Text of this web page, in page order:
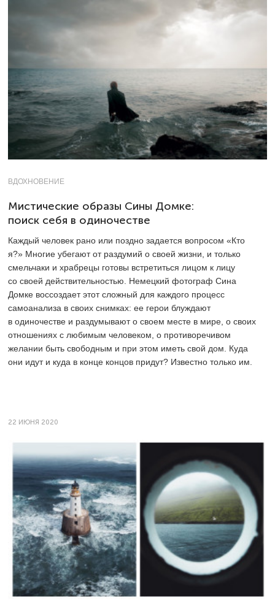
ВДОХНОВЕНИЕ
Мистические образы Сины Домке:
поиск себя в одиночестве
Каждый человек рано или поздно задается вопросом «Кто
я?» Многие убегают от раздумий о своей жизни, и только
смельчаки и храбрецы готовы встретиться лицом к лицу
со своей действительностью. Немецкий фотограф Сина
Домке воссоздает этот сложный для каждого процесс
самоанализа в своих снимках: ее герои блуждают
в одиночестве и раздумывают о своем месте в мире, о своих
отношениях с любимым человеком, о противоречивом
желании быть свободным и при этом иметь свой дом. Куда
они идут и куда в конце концов придут? Известно только им.
22 ИЮНЯ 2020